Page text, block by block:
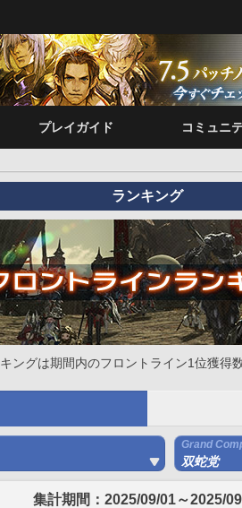
プレイガイド コミュニ
ランキング
ングは期間内のフロントライン1位獲得
Grand
双蛇党
集計期間：2025/09/01～2025/